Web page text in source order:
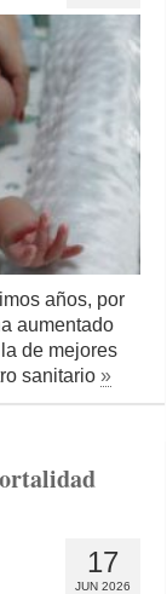
años, por
aumentado
de mejores
sanitario»
17
JUN 2026